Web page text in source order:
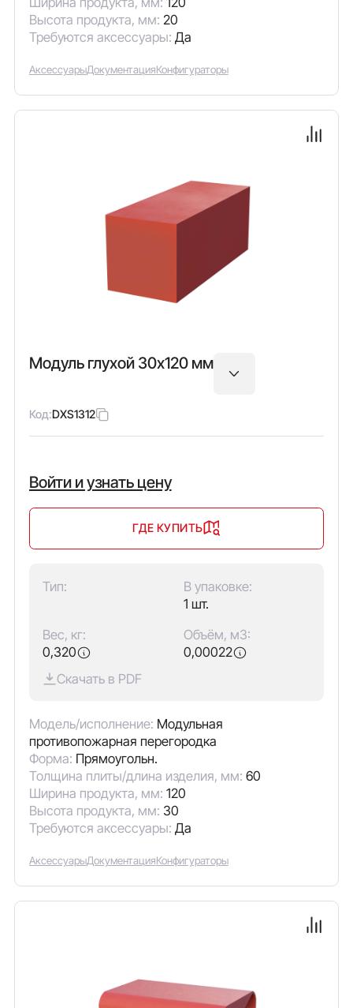
Высота продукта, мм: 20
Требуются аксессуары: Да
АксессуарыДокументацияКонфигураторы
Модуль глухой 30х120 мм
Код:DXS1312
Войти и узнать цену
ГДЕ КУПИТЬ
Тип:
В упаковке:
1 шт.
Вес, кг:
0,320
Объём, м3:
0,00022
Скачать в PDF
Модель/исполнение: Модульная
противопожарная перегородка
Форма: Прямоугольн.
Толщина плиты/длина изделия, мм: 60
Ширина продукта, мм: 120
Высота продукта, мм: 30
Требуются аксессуары: Да
АксессуарыДокументацияКонфигураторы